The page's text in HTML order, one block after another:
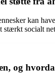
kan
stærkt socialt
og